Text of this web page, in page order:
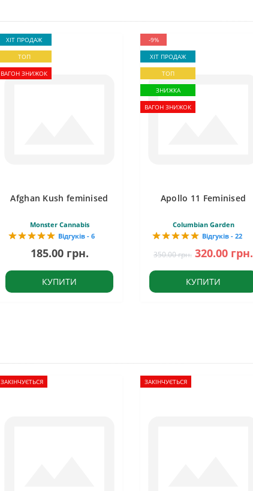
ХІТ ПРОДАЖ
ТОП
ВАГОН ЗНИЖОК
Afghan Kush feminised
Monster Cannabis
Відгуків - 6
185.00 грн.
КУПИТИ
-9%
ХІТ ПРОДАЖ
ТОП
ЗНИЖКА
ВАГОН ЗНИЖОК
Apollo 11 Feminised
Columbian Garden
Відгуків - 22
350.00 грн. 320.00 грн.
КУПИТИ
ЗАКІНЧУЄТЬСЯ ЗАКІНЧУЄТЬСЯ